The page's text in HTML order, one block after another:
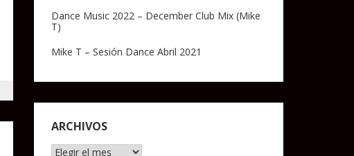
Dance Music 2022 – December Club Mix (Mike
T)
Mike T – Sesión Dance Abril 2021
ARCHIVOS
Archivos